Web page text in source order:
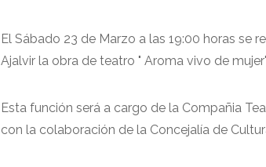
El Sábado 23 de Marzo a las 19:00 horas se
Ajalvir la obra de teatro " Aroma vivo de
Esta función será a cargo de la Compañia
con la colaboración de la Concejalía de